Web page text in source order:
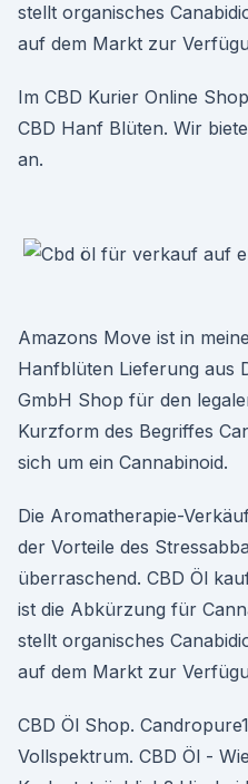
stellt organisches
auf dem Markt zur
Im CBD Kurier Online
CBD Hanf Blüten. Wir
an.
Amazons Move ist in
Hanfblüten Lieferung aus
GmbH Shop für den
Kurzform des Begriffes
sich um ein Cannabinoid.
Die Aromatherapie-
der Vorteile des
überraschend. CBD Öl
ist die Abkürzung für
stellt organisches
auf dem Markt zur
CBD Öl Shop.
Vollspektrum. CBD Öl -